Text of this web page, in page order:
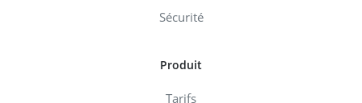
Sécurité
Produit
Tarifs